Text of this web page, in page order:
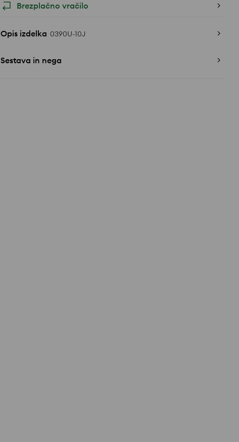
Brezplačno vračilo
Opis izdelka 0390U-10J
Sestava in nega